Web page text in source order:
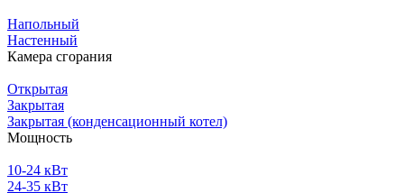
Напольный
Настенный
Камера сгорания
Открытая
Закрытая
Закрытая (конденсационный котел)
Мощность
10-24 кВт
24-35 кВт